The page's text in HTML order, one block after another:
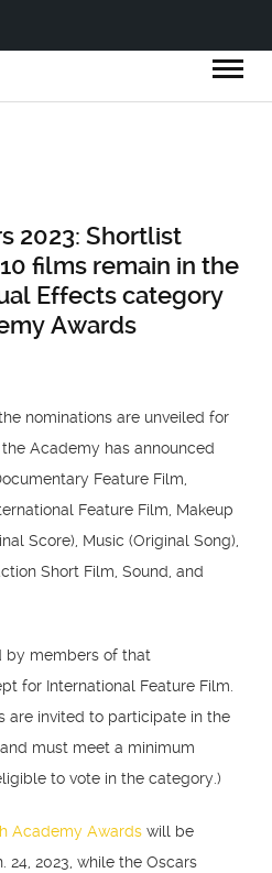
2023: Shortlist
films remain in the
Effects category
Awards
nominations are unveiled for
the Academy has announced
Feature Film,
Feature Film, Makeup
Score), Music (Original Song),
Short Film, Sound, and
by members of that
for International Feature Film.
are invited to participate in the
must meet a minimum
to vote in the category.)
Academy Awards will be
24, 2023, while the Oscars